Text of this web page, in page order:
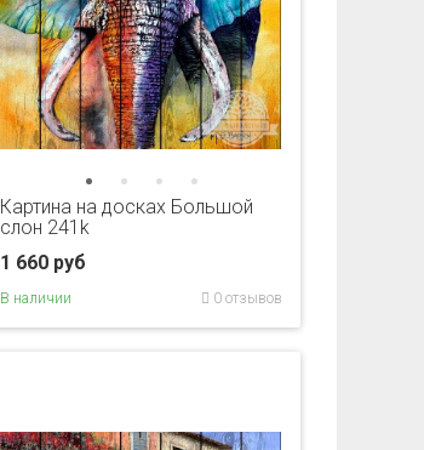
Картина на досках Большой
слон 241k
1 660 руб
В наличии 0 отзывов